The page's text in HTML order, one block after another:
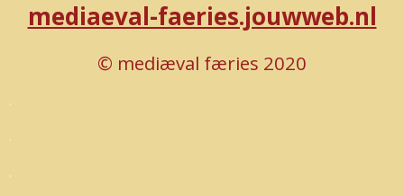
mediaeval-faeries.jouwweb.nl
© mediæval færies 2020
.
.
.